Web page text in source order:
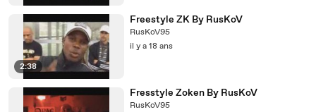
2:38
Freestyle ZK By RusKoV
RusKoV95
il y a 18 ans
Fresstyle Zoken By RusKoV
RusKoV95